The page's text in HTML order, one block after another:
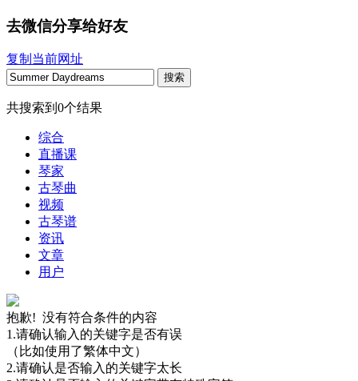
去微信分享给好友
复制当前网址
搜索
共搜索到 0个结果
综合
直播课
琴家
古琴曲
视频
古琴谱
资讯
文章
用户
抱歉! 没有符合条件的内容
1.请确认输入的关键字是否有误
（比如使用了繁体中文）
2.请确认是否输入的关键字太长